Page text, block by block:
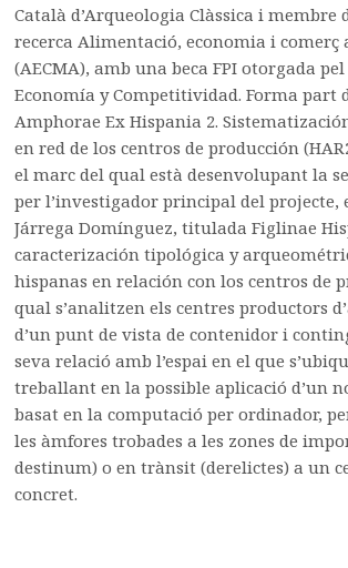
Català d’Arqueologia Clàssica i membre
recerca Alimentació, economia i comerç
(AECMA), amb una beca FPI otorgada
Economía y Competitividad. Forma part
Amphorae Ex Hispania 2.
en red de los centros de producción
el marc del qual està desenvolupant la
per l’investigador principal del projecte,
Járrega Domínguez, titulada Figlinae
caracterización tipológica y
hispanas en relación con los centros de
qual s’analitzen els centres productors
d’un punt de vista de contenidor i
seva relació amb l’espai en el que
treballant en la possible aplicació d’un
basat en la computació per ordinador,
les àmfores trobades a les zones de
destinum) o en trànsit (derelictes) a un
concret.